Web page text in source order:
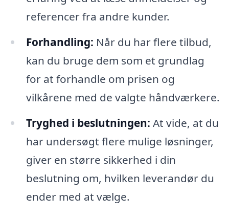
referencer fra andre kunder.
Forhandling: Når du har flere tilbud,
kan du bruge dem som et grundlag
for at forhandle om prisen og
vilkårene med de valgte håndværkere.
Tryghed i beslutningen: At vide, at du
har undersøgt flere mulige løsninger,
giver en større sikkerhed i din
beslutning om, hvilken leverandør du
ender med at vælge.